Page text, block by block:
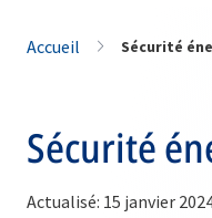
Accueil Sécurité
Sécurité
Actualisé: 15 janvier